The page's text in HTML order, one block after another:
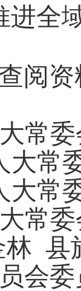
进全
阅
常
大常
大常
常
林 县
会委